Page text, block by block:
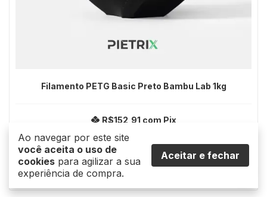
Ao navegar por este site
você aceita o uso de
cookies para agilizar a sua
experiência de compra.
Aceitar e fechar
Filamento PETG Basic Preto Bambu Lab 1kg
R$152,91 com Pix
10 x deR$16,99 sem juros
Comprar Agora